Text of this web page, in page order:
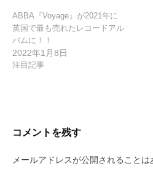
ABBA『Voyage』が2021年に
英国で最も売れたレコードアル
バムに！！
2022年1月8日
注目記事
コメントを残す
メールアドレスが公開されることは